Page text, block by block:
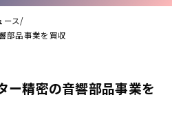
ース
部品事業を買収
ー精密の音響部品事業を